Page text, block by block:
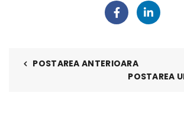
POSTAREA ANTERIOARA
POSTAREA